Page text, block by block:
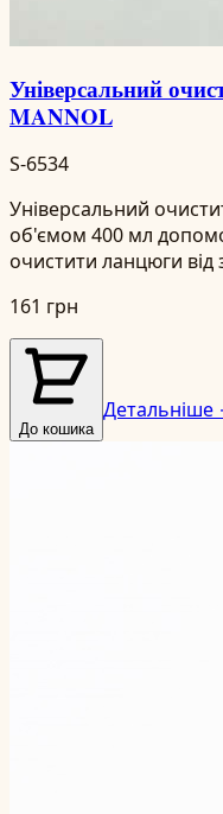
Універсальний
MANNOL
S-6534
Універсальний
об'ємом 400 мл
очистити ланцюги від
161 грн
До кошика
Детальніше